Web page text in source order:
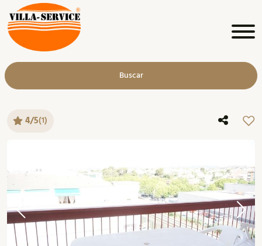
Buscar
4/5(1)